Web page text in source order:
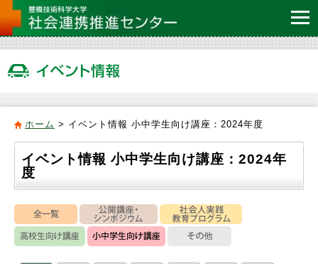
ホーム > イベント情報 小中学生向け講座：2024年度
イベント情報 小中学生向け講座：2024年
度